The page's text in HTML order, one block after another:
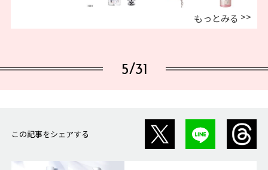
もっとみる
5/31
この記事をシェアする